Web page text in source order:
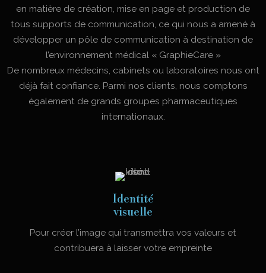
en matière de création, mise en page et production de
tous supports de communication, ce qui nous a amené à
développer un pôle de communication à destination de
l’environnement médical « GraphieCare »
De nombreux médecins, cabinets ou laboratoires nous ont
déjà fait confiance. Parmi nos clients, nous comptons
également de grands groupes pharmaceutiques
internationaux.
Identité
visuelle
Pour créer l’image qui transmettra vos valeurs et
contribuera à laisser votre empreinte